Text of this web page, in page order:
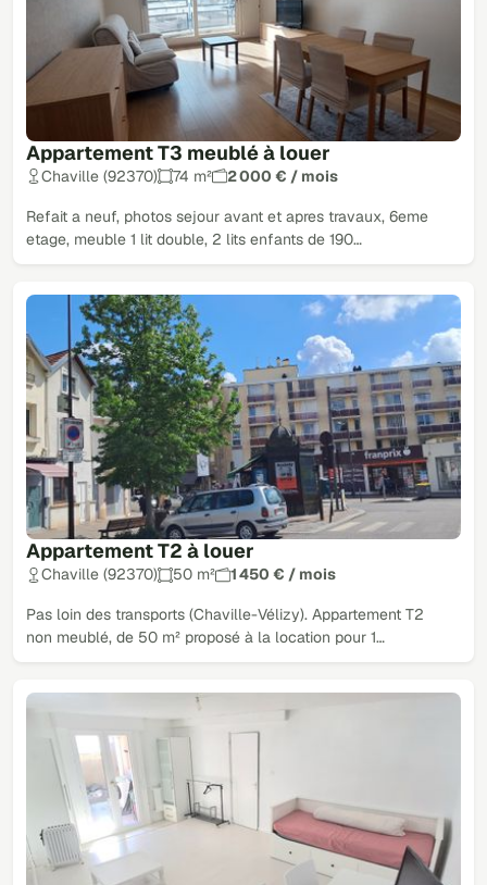
Appartement T3 meublé à louer
Chaville (92370) 74 m² 2 000 € / mois
Refait a neuf, photos sejour avant et apres travaux, 6eme
etage, meuble 1 lit double, 2 lits enfants de 190…
Appartement T2 à louer
Chaville (92370) 50 m² 1 450 € / mois
Pas loin des transports (Chaville-Vélizy). Appartement T2
non meublé, de 50 m² proposé à la location pour 1…